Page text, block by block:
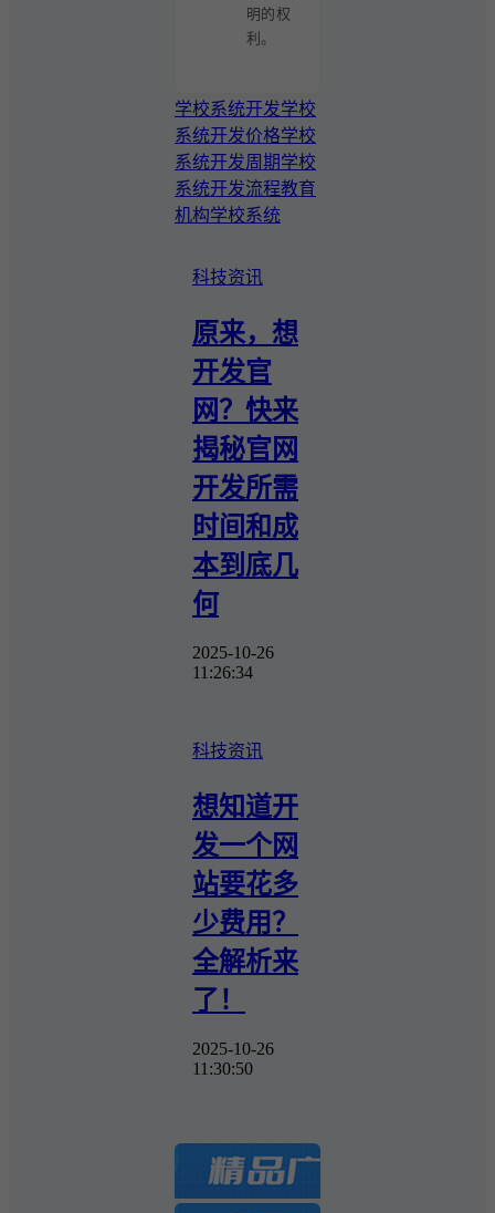
明的权
利。
学校系统开发学校
系统开发价格学校
系统开发周期学校
系统开发流程教育
机构学校系统
科技资讯
原来，想
开发官
网？快来
揭秘官网
开发所需
时间和成
本到底几
何
2025-10-26
11:26:34
科技资讯
想知道开
发一个网
站要花多
少费用？
全解析来
了！
2025-10-26
11:30:50